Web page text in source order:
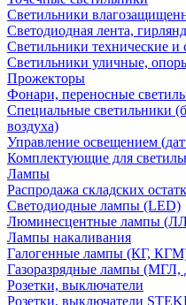
Светильники
Светодиодная лента,
Светильники технические и
Светильники уличные,
Прожекторы
Фонари, переносные
Специальные светильники
воздуха)
Управление освещением
Комплектующие для
Лампы
Распродажа складских
Светодиодные лампы (LED)
Люминесцентные лампы
Лампы накаливания
Галогенные лампы (КГ,
Газоразрядные лампы
Розетки, выключатели
Розетки, выключатели